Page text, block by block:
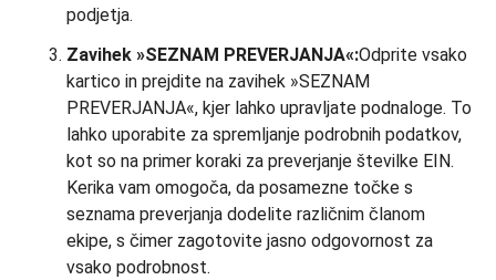
podjetja.
Zavihek »SEZNAM PREVERJANJA«:Odprite vsako
kartico in prejdite na zavihek »SEZNAM
PREVERJANJA«, kjer lahko upravljate podnaloge. To
lahko uporabite za spremljanje podrobnih podatkov,
kot so na primer koraki za preverjanje številke EIN.
Kerika vam omogoča, da posamezne točke s
seznama preverjanja dodelite različnim članom
ekipe, s čimer zagotovite jasno odgovornost za
vsako podrobnost.